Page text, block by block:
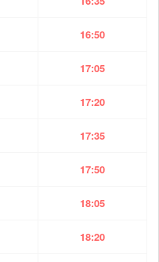
16:50
17:05
17:20
17:35
17:50
18:05
18:20